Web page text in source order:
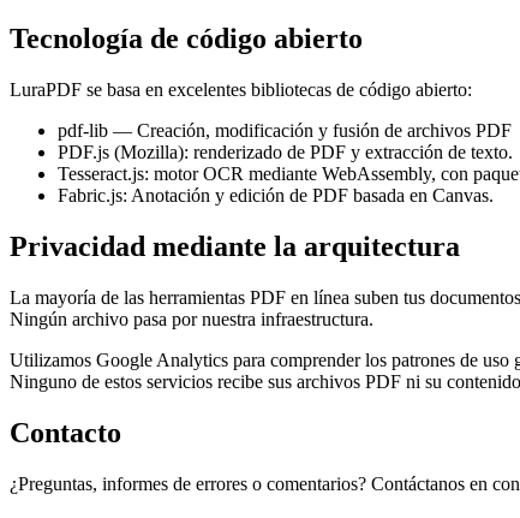
Tecnología de código abierto
LuraPDF se basa en excelentes bibliotecas de código abierto:
pdf-lib — Creación, modificación y fusión de archivos PDF
PDF.js (Mozilla): renderizado de PDF y extracción de texto.
Tesseract.js: motor OCR mediante WebAssembly, con
Fabric.js: Anotación y edición de PDF basada en Canvas.
Privacidad mediante la arquitectura
La mayoría de las herramientas PDF en línea suben tus
Ningún archivo pasa por nuestra infraestructura.
Utilizamos Google Analytics para comprender los patrones de uso
Ninguno de estos servicios recibe sus archivos PDF ni su
Contacto
¿Preguntas, informes de errores o comentarios? Contáctanos en